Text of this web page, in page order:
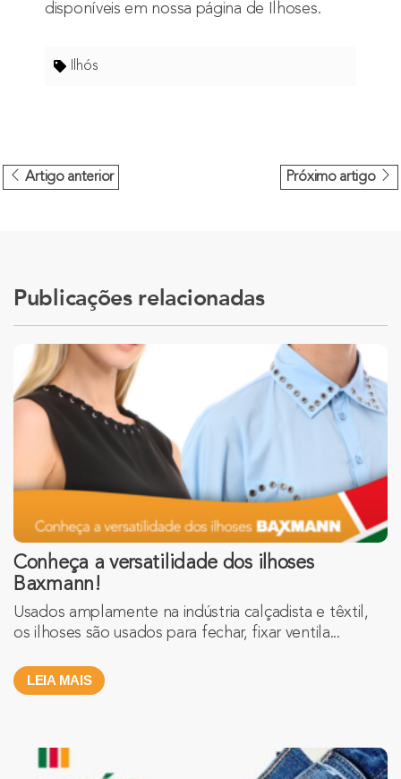
disponíveis em nossa página de Ilhoses.
Ilhós
Artigo anterior Próximo artigo
Publicações relacionadas
Conheça a versatilidade dos ilhoses
Baxmann!
Usados amplamente na indústria calçadista e têxtil,
os ilhoses são usados para fechar, fixar ventila...
LEIA MAIS